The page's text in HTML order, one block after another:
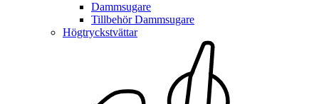
Dammsugare
Tillbehör Dammsugare
Högtryckstvättar